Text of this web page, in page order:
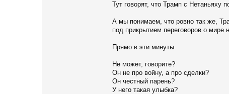
Тут говорят, что Трамп с Нетаньяху
А мы понимаем, что ровно так же,
под прикрытием переговоров о мире
Прямо в эти минуты.
Не может, говорите?
Он не про войну, а про сделки?
Он честный парень?
У него такая улыбка?